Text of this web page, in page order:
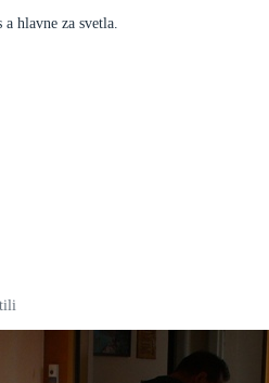
hlavne za svetla.